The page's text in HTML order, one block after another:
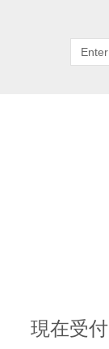
現在受